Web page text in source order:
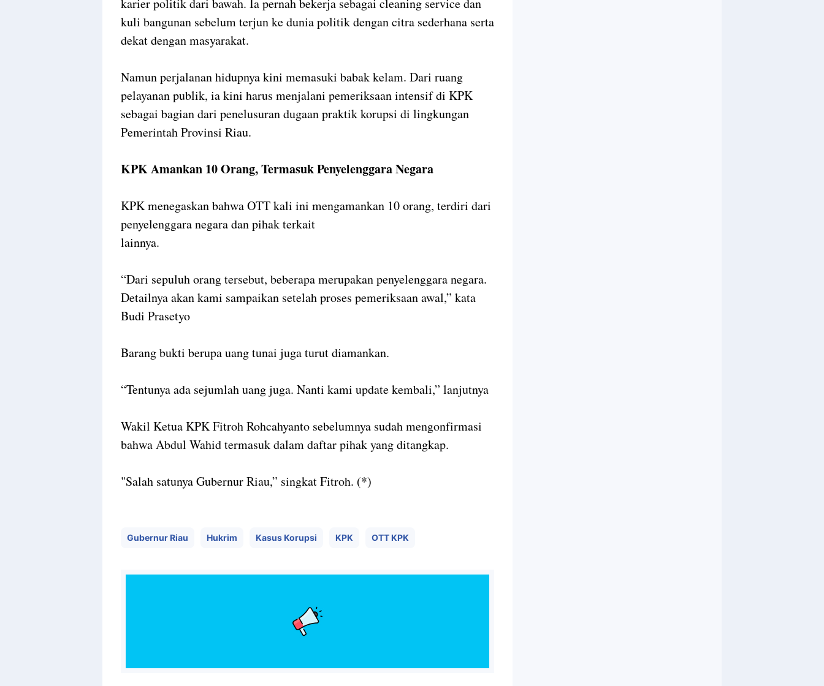
Dari Karier Sederhana, Berakhir di Ruang Pemeriksaan
Ironisnya, Abdul Wahid selama ini dikenal sebagai sosok yang meniti
kuli bangunan sebelum terjun ke dunia politik dengan citra sederhana serta
dekat dengan masyarakat.
Namun perjalanan hidupnya kini memasuki babak kelam. Dari ruang
sebagai bagian dari penelusuran dugaan praktik korupsi di lingkungan
KPK Amankan 10 Orang, Termasuk Penyelenggara Negara
penyelenggara negara dan pihak terkait
lainnya.
Detailnya akan kami sampaikan setelah proses pemeriksaan awal,” kata
“Tentunya ada sejumlah uang juga. Nanti kami update kembali,” lanjutnya
Wakil Ketua KPK Fitroh Rohcahyanto sebelumnya sudah mengonfirmasi
"Salah satunya Gubernur Riau,” singkat Fitroh. (*)